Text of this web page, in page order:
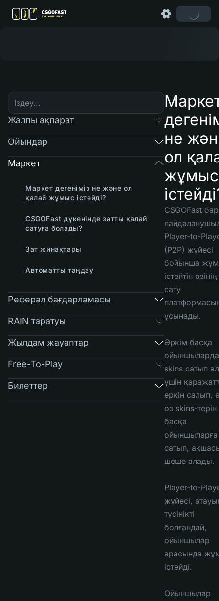
Жалпы ақпарат
Ойындар
Маркет
Маркет дегеніміз не және ол
қалай жұмыс істейді?
CSGOFast дүкенінде затты қалай
сатуға болады?
Зат жинақтары
Автоматты таңдау
Реферал бағдарламасы
RAIN таратуы
Жылдам жауаптар
Free-To-Play
Билеттер
не
ол
жұмыс
CSGOFast
Player-to-
(P2P) жүйесі
бойынша
істейтін
сату
ұсынады.
Әркім басқа
skins сатып
үшін
еркін салып,
өз skins-терін
басқа
ойыншыларға
сатып,
шеше алады.
Player-to-
жүйесі,
түсінікті
болғандай,
ойыншылар
арасында
істейді.
Ойыншылар